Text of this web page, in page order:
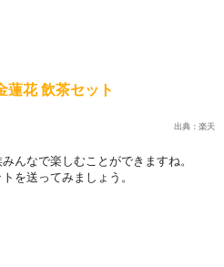
蓮花飲茶セット
出典：楽天
んなで楽 しむことができますね。
を送ってみましょう。